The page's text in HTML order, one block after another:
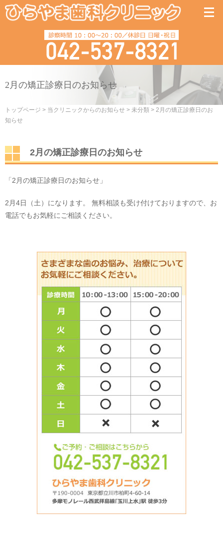
2月の矯正診療日のお知らせ
トップページ > 当クリニックからのお知らせ > 未分類 > 2月の矯正診療日のお
知らせ
2月の矯正診療日のお知らせ
「2月の矯正診療日のお知らせ」
2月4日（土）になります。 無料相談も受け付けておりますので、お
電話でもお気軽にご相談ください。